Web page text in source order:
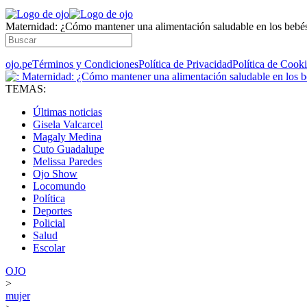
Maternidad: ¿Cómo mantener una alimentación saludable en los
ojo.peTérminos y CondicionesPolítica de PrivacidadPolítica de
TEMAS:
Últimas noticias
Gisela Valcarcel
Magaly Medina
Cuto Guadalupe
Melissa Paredes
Ojo Show
Locomundo
Política
Deportes
Policial
Salud
Escolar
OJO
>
mujer